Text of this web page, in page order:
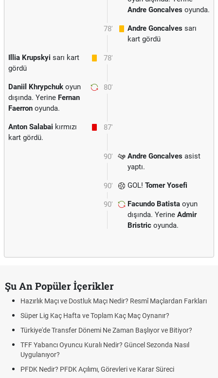
Andre Goncalves oyunda.
78' Andre Goncalves sarı
kart gördü
78'
Illia Krupskyi sarı kart
gördü
80'
Daniil Khrypchuk oyun
dışında. Yerine Fernan
Faerron oyunda.
87'
Anton Salabai kırmızı
kart gördü.
90' Andre Goncalves asist
yaptı.
90' GOL! Tomer Yosefi
90' Facundo Batista oyun
dışında. Yerine Admir
Bristric oyunda.
Şu An Popüler İçerikler
Hazırlık Maçı ve Dostluk Maçı Nedir? Resmî Maçlardan Farkları
Süper Lig Kaç Hafta ve Toplam Kaç Maç Oynanır?
Türkiye'de Transfer Dönemi Ne Zaman Başlıyor ve Bitiyor?
TFF Yabancı Oyuncu Kuralı Nedir? Güncel Sezonda Nasıl
Uygulanıyor?
PFDK Nedir? PFDK Açılımı, Görevleri ve Karar Süreci